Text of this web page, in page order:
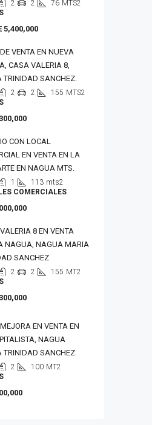
2 2 76 MTS2
5,400,000
VENTA EN NUEVA
CASA VALERIA 8,
TRINIDAD SANCHEZ.
2 2 155 MTS2
CON LOCAL
EN VENTA EN LA
EN NAGUA MTS.
1 113 mts2
COMERCIALES
8 EN VENTA
NAGUA, NAGUA MARIA
SANCHEZ
2 2 155 MT2
EN VENTA EN
NAGUA
TRINIDAD SANCHEZ.
2 100 MT2